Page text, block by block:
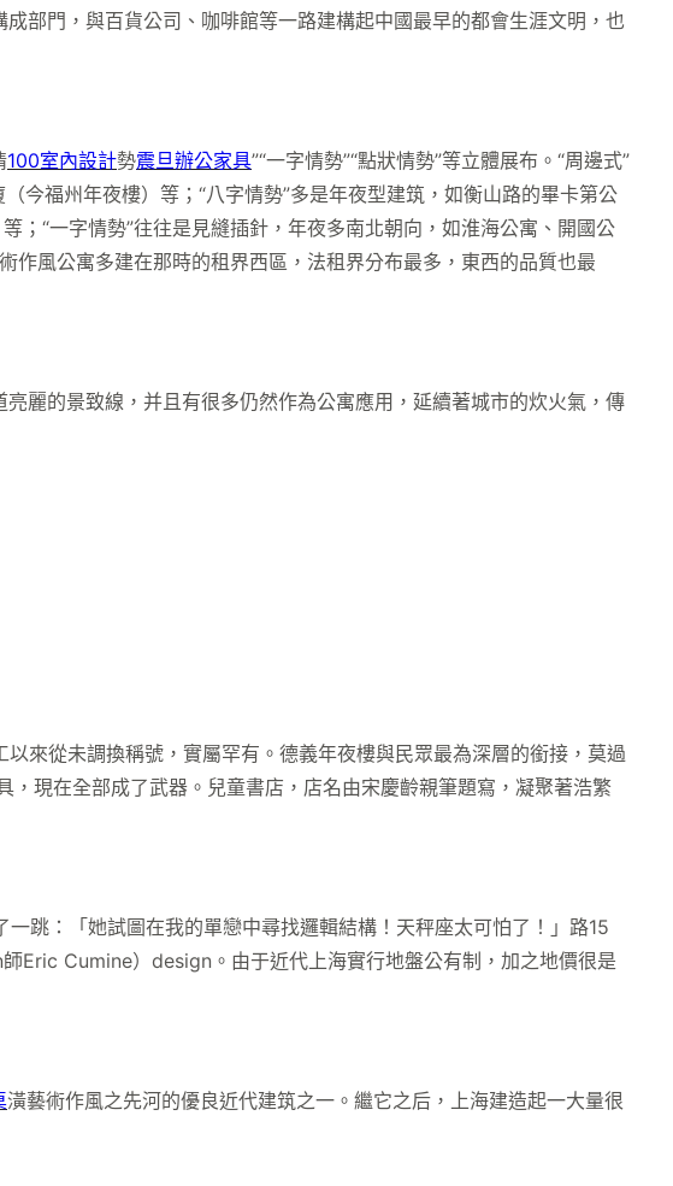
部門，與百貨公司、咖啡館等一路建構起中國最早的都會生涯文明，也
100室內設計勢震旦辦公家具”“一字情勢”“點狀情勢”等立體展布。“周邊式”
今福州年夜樓）等；“八字情勢”多是年夜型建筑，如衡山路的畢卡第公
；“一字情勢”往往是見縫插針，年夜多南北朝向，如淮海公寓、開國公
作風公寓多建在那時的租界西區，法租界分布最多，東西的品質也最
麗的景致線，并且有很多仍然作為公寓應用，延續著城市的炊火氣，傳
從未調換稱號，實屬罕有。德義年夜樓與民眾最為深層的銜接，莫過
現在全部成了武器。兒童書店，店名由宋慶齡親筆題寫，凝聚著浩繁
一跳：「她試圖在我的單戀中尋找邏輯結構！天秤座太可怕了！」路15
Eric Cumine）design。由于近代上海實行地盤公有制，加之地價很是
潢藝術作風之先河的優良近代建筑之一。繼它之后，上海建造起一大量很